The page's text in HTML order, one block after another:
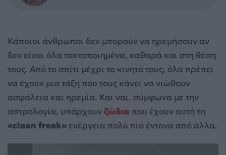
Κάποιοι άνθρωποι δεν μπορούν να ηρεμήσουν αν
δεν είναι όλα τακτοποιημένα, καθαρά και στη θέση
τους. Από το σπίτι μέχρι το κινητό τους, όλα πρέπει
να έχουν μια τάξη που τους κάνει να νιώθουν
ασφάλεια και ηρεμία. Και ναι, σύμφωνα με την
αστρολογία, υπάρχουνζώδια που έχουν αυτή τη
«clean freak» ενέργεια πολύ πιο έντονα από άλλα.